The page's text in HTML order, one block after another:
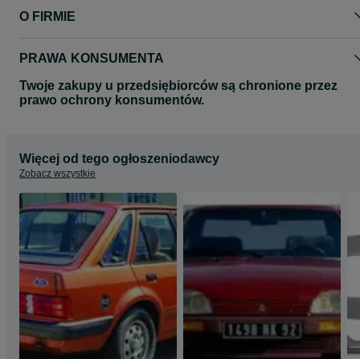
O FIRMIE
PRAWA KONSUMENTA
Twoje zakupy u przedsiębiorców są chronione przez
prawo ochrony konsumentów.
Więcej od tego ogłoszeniodawcy
Zobacz wszystkie